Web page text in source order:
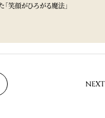
笑顔がひろがる魔法」
NEXT